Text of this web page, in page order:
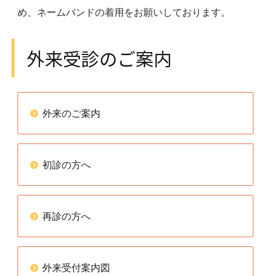
め、ネームバンドの着用をお願いしております。
外来受診のご案内
外来のご案内
初診の方へ
再診の方へ
外来受付案内図